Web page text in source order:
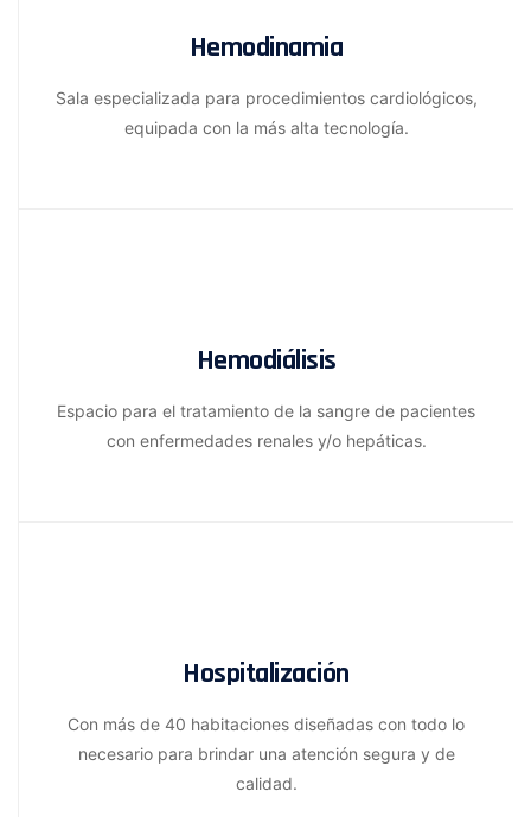
Hemodinamia
Sala especializada para procedimientos cardiológicos,
equipada con la más alta tecnología.
Hemodiálisis
Espacio para el tratamiento de la sangre de pacientes
con enfermedades renales y/o hepáticas.
Hospitalización
Con más de 40 habitaciones diseñadas con todo lo
necesario para brindar una atención segura y de
calidad.